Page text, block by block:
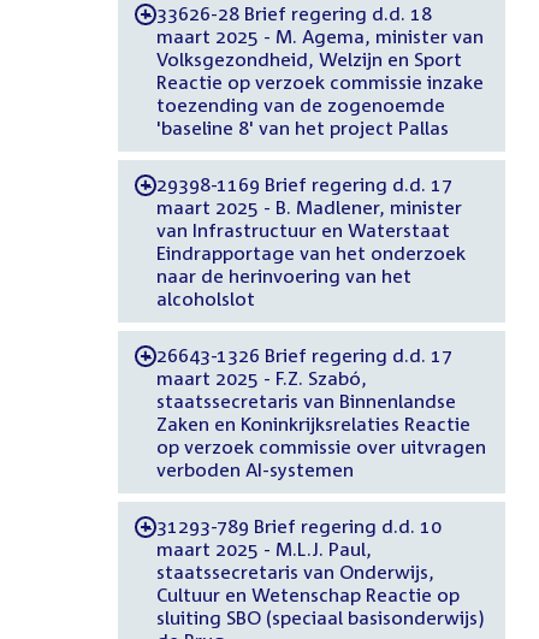
-33626-28 Brief regering d.d. 18
maart 2025 - M. Agema, minister van
Volksgezondheid, Welzijn en Sport
Reactie op verzoek commissie inzake
toezending van de zogenoemde
'baseline 8' van het project Pallas
-29398-1169 Brief regering d.d. 17
maart 2025 - B. Madlener, minister
van Infrastructuur en Waterstaat
Eindrapportage van het onderzoek
naar de herinvoering van het
alcoholslot
-26643-1326 Brief regering d.d. 17
maart 2025 - F.Z. Szabó,
staatssecretaris van Binnenlandse
Zaken en Koninkrijksrelaties Reactie
op verzoek commissie over uitvragen
verboden AI-systemen
-31293-789 Brief regering d.d. 10
maart 2025 - M.L.J. Paul,
staatssecretaris van Onderwijs,
Cultuur en Wetenschap Reactie op
sluiting SBO (speciaal basisonderwijs)